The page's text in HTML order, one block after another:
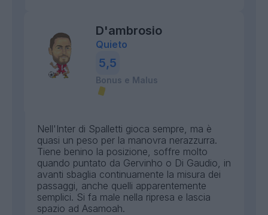
D'ambrosio
Quieto
5,5
Bonus e Malus
Nell'Inter di Spalletti gioca sempre, ma è
quasi un peso per la manovra nerazzurra.
Tiene benino la posizione, soffre molto
quando puntato da Gervinho o Di Gaudio, in
avanti sbaglia continuamente la misura dei
passaggi, anche quelli apparentemente
semplici. Si fa male nella ripresa e lascia
spazio ad Asamoah.